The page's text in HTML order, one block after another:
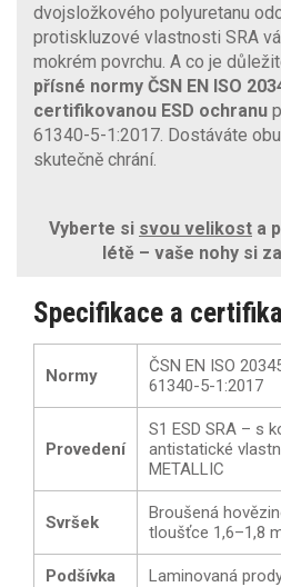
dvojsložkového polyuretanu
protiskluzové vlastnosti SRA
mokrém povrchu. A co je
přísné normy ČSN EN ISO
certifikovanou ESD ochranu
61340-5-1:2017. Dostáváte
skutečně chrání.
Vyberte si svou velikost a
létě – vaše nohy si
Specifikace a
Normy
ČSN EN ISO
61340-5-1:2017
Provedení
S1 ESD SRA – s
antistatické
METALLIC
Svršek
Broušená
tloušťce 1,6–1,8
Podšívka Laminovaná